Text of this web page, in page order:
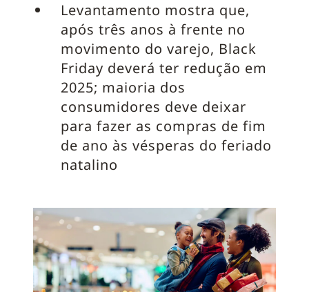
Levantamento mostra que,
após três anos à frente no
movimento do varejo, Black
Friday deverá ter redução em
2025; maioria dos
consumidores deve deixar
para fazer as compras de fim
de ano às vésperas do feriado
natalino